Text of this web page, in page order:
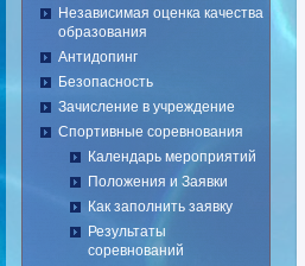
Независимая оценка качества
образования
Антидопинг
Безопасность
Зачисление в учреждение
Спортивные соревнования
Календарь мероприятий
Положения и Заявки
Как заполнить заявку
Результаты
соревнований